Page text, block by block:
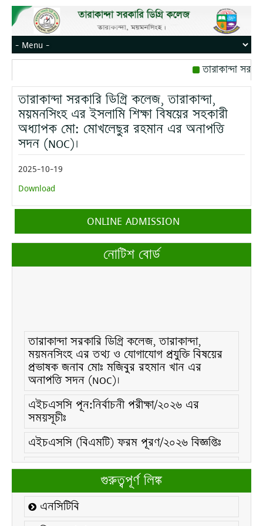
তারাকান্দা
রোজ বৃহস্পতিবার।
মোবাইল নম্বর:
তারাকান্দা সরকারি ডিগ্রি কলেজ, তারাকান্দা,
ময়মনসিংহ এর ইসলামি শিক্ষা বিষয়ের সহকারী
অধ্যাপক মো: মোখলেছুর রহমান এর অনাপত্তি
সদন (NOC)।
2025-10-19
Download
ONLINE ADMISSION
নোটিশ বোর্ড
তারাকান্দা সরকারি ডিগ্রি কলেজ, তারাকান্দা,
ময়মনসিংহ এর তথ্য ও যোগাযোগ প্রযুক্তি বিষয়ের
প্রভাষক জনাব মোঃ মজিবুর রহমান খান এর
অনাপত্তি সদন (NOC)।
এইচএসসি পূন:নির্বাচনী পরীক্ষা/২০২৬ এর
সময়সূচীঃ
এইচএসসি (বিএমটি) ফরম পূরণ/২০২৬ বিজ্ঞপ্তিঃ
এইচএসসি ফরম/২০২৬ পূরণ বিজ্ঞপ্তিঃ
২১ ফেব্রুয়ারি/২০২৬ ইং তারিখে “শহিদ দিবস ও
আন্তর্জাতিক মাতৃভাষা দিবস-২০২৬ উদযাপন
উপলক্ষ্যে নোটিশঃ
গুরুত্বপূর্ণ লিঙ্ক
এনসিটিবি